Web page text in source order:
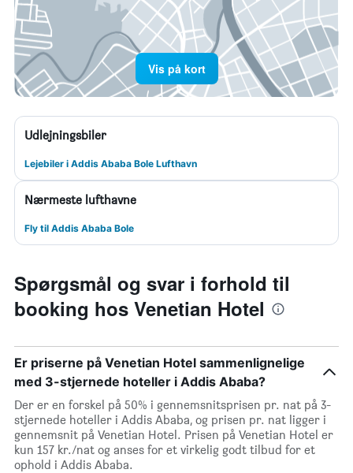
Vis på kort
Udlejningsbiler
Lejebiler i Addis Ababa Bole Lufthavn
Nærmeste lufthavne
Fly til Addis Ababa Bole
Spørgsmål og svar i forhold til
booking hos Venetian Hotel
Er priserne på Venetian Hotel sammenlignelige
med 3-stjernede hoteller i Addis Ababa?
Der er en forskel på 50% i gennemsnitsprisen pr. nat på 3-
stjernede hoteller i Addis Ababa, og prisen pr. nat ligger i
gennemsnit på Venetian Hotel. Prisen på Venetian Hotel er
kun 157 kr./nat og anses for et virkelig godt tilbud for et
ophold i Addis Ababa.